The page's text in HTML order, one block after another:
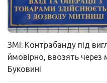
ЗМІ: Контрабанду під
ймовірно, ввозять через
Буковині